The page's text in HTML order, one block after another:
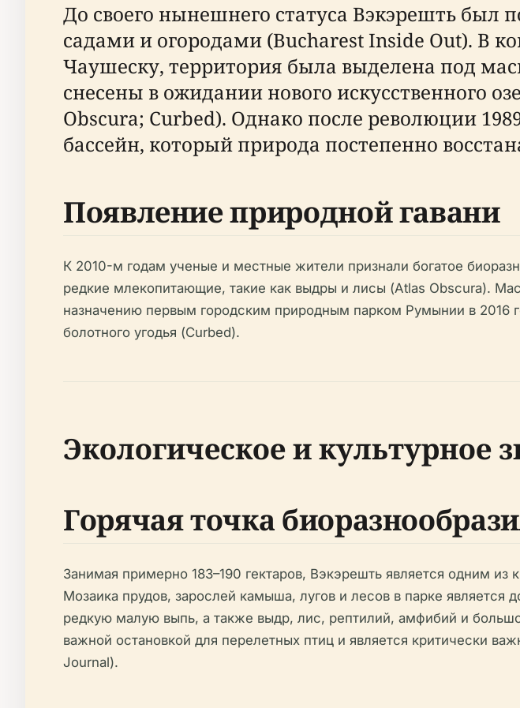
До своего нынешнего статуса Вэкэрешть
садами и огородами (Bucharest Inside Out). В
Чаушеску, территория была выделена под
снесены в ожидании нового искусственного
Obscura; Curbed). Однако после революции
бассейн, который природа постепенно
Появление природной гавани
К 2010-м годам ученые и местные жители признали богатое
редкие млекопитающие, такие как выдры и лисы (Atlas Obscura).
назначению первым городским природным парком Румынии в 2016
болотного угодья (Curbed).
Экологическое и культурное
Горячая точка
Занимая примерно 183–190 гектаров, Вэкэрешть является одним
Мозаика прудов, зарослей камыша, лугов и лесов в парке
редкую малую выпь, а также выдр, лис, рептилий, амфибий и
важной остановкой для перелетных птиц и является критически
Journal).